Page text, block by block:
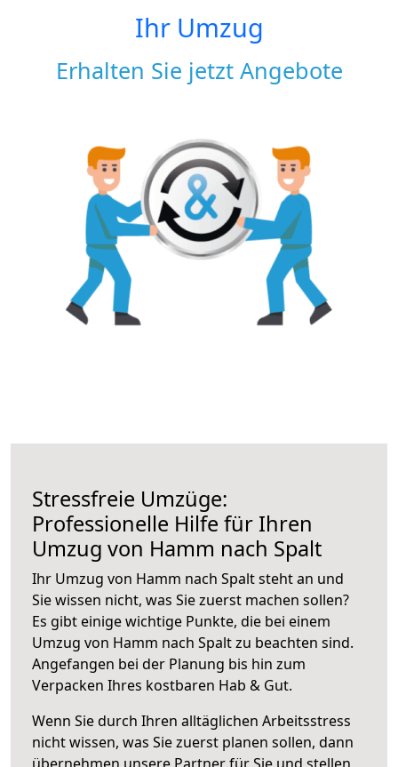
Ihr Umzug
Erhalten Sie jetzt Angebote
Stressfreie Umzüge:
Professionelle Hilfe für Ihren
Umzug von Hamm nach Spalt
Ihr Umzug von Hamm nach Spalt steht an und
Sie wissen nicht, was Sie zuerst machen sollen?
Es gibt einige wichtige Punkte, die bei einem
Umzug von Hamm nach Spalt zu beachten sind.
Angefangen bei der Planung bis hin zum
Verpacken Ihres kostbaren Hab & Gut.
Wenn Sie durch Ihren alltäglichen Arbeitsstress
nicht wissen, was Sie zuerst planen sollen, dann